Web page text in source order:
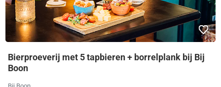
Bierproeverij met 5 tapbieren + borrelplank bij Bij
Boon